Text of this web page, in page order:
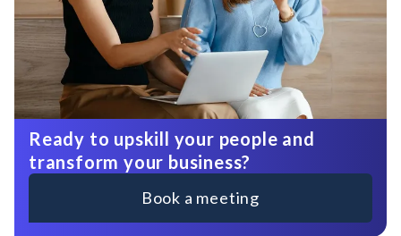
Ready to upskill your people and
transform your business?
Book a meeting